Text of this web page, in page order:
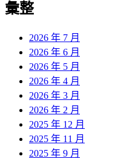
彙整
2026 年 7 月
2026 年 6 月
2026 年 5 月
2026 年 4 月
2026 年 3 月
2026 年 2 月
2025 年 12 月
2025 年 11 月
2025 年 9 月